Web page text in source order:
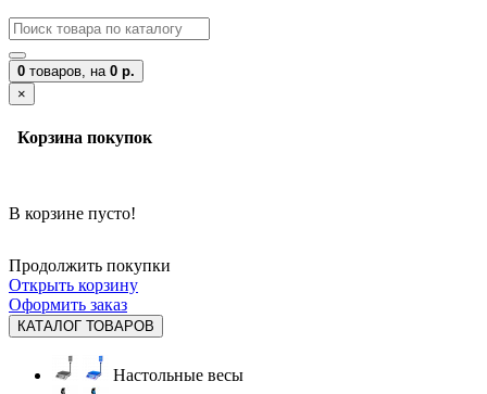
0 товаров, на 0 р.
×
Корзина покупок
В корзине пусто!
Продолжить покупки
Открыть корзину
Оформить заказ
КАТАЛОГ ТОВАРОВ
Настольные весы